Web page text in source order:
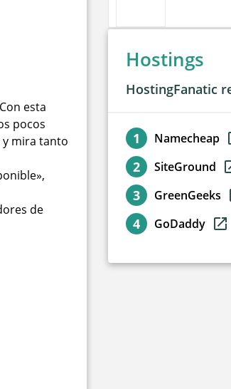
esta
pocos
y mira tanto
de
Hostings
HostingFanatic
Namecheap
SiteGround
GreenGeeks
GoDaddy